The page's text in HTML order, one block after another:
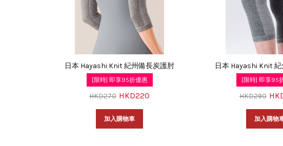
日本 Hayashi Knit 紀州備長炭護肘
[限時] 即享95折優惠
HKD270 HKD220
加入購物車
日本 Hayashi Knit
[限時] 即享95
HKD290
加入購物